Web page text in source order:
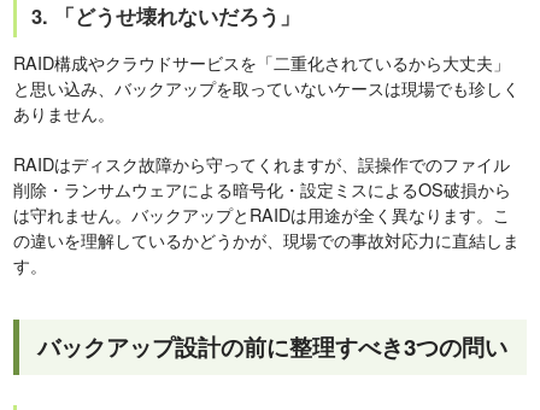
3. 「どうせ壊れないだろう」
RAID構成やクラウドサービスを「二重化されているから大丈夫」
と思い込み、バックアップを取っていないケースは現場でも珍しく
ありません。
RAIDはディスク故障から守ってくれますが、誤操作でのファイル
削除・ランサムウェアによる暗号化・設定ミスによるOS破損から
は守れません。バックアップとRAIDは用途が全く異なります。こ
の違いを理解しているかどうかが、現場での事故対応力に直結しま
す。
バックアップ設計の前に整理すべき3つの問い